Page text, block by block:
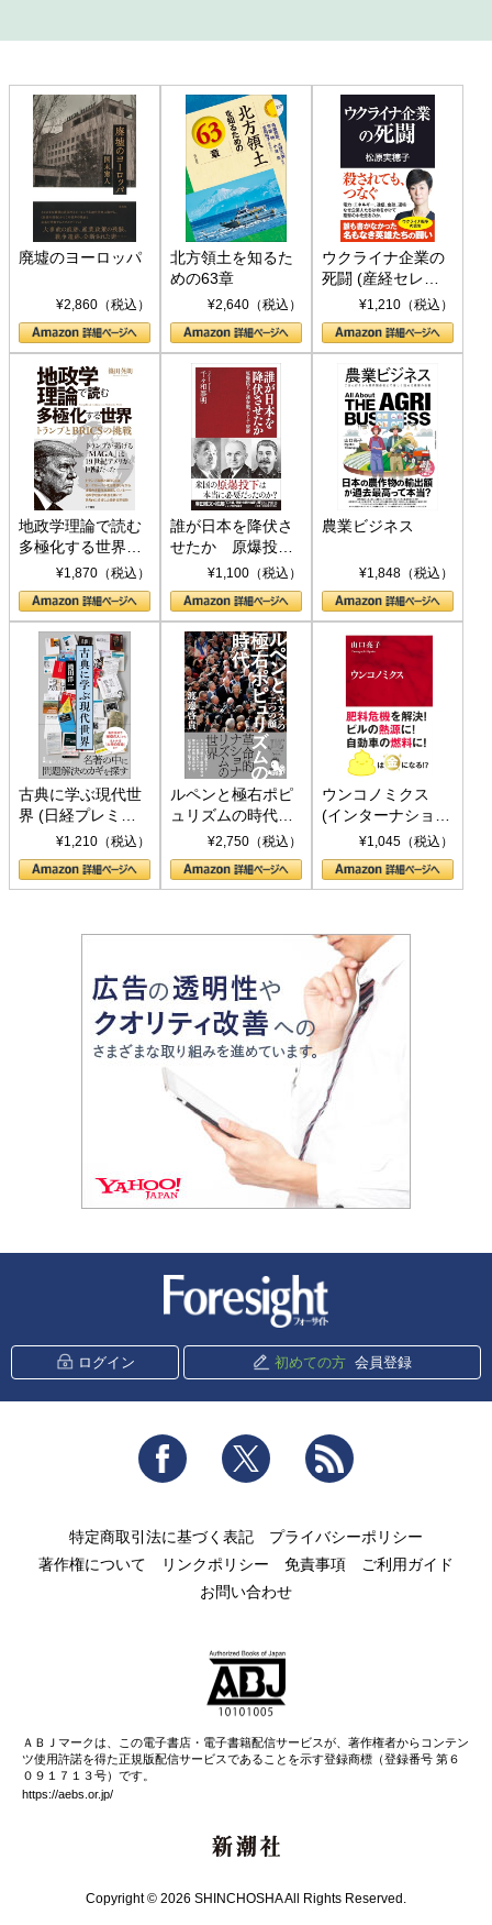
廃墟のヨーロッパ
¥2,860（税込）
北方領土を知るた
めの63章
¥2,640（税込）
ウクライナ企業の
死闘 (産経セレク
ト S 039)¥1,210（税込）
地政学理論で読む
多極化する世界：
トランプとBRICS
の挑戦
¥1,870（税込）
誰が日本を降伏さ
せたか 原爆投
下、ソ連参戦、そ
して聖断 (PHP新
書)
¥1,100（税込）
農業ビジネス
¥1,848（税込）
古典に学ぶ現代世
界 (日経プレミア
シリーズ)¥1,210（税込）
ルペンと極右ポピ
ュリズムの時代：
〈ヤヌス〉の二つ
の顔
¥2,750（税込）
ウンコノミクス
(インターナショナ
ル新書)¥1,045（税込）
ログイン 初めての方 会員登録
Facebook Twitter
特定商取引法に基づく表記
プライバシーポリシー
著作権について
リンクポリシー 免責事項
ご利用ガイド
お問い合わせ
ＡＢＪマークは、この電子書店・電子書籍配信サービスが、著作権者からコンテン
ツ使用許諾を得た正規版配信サービスであることを示す登録商標（登録番号 第６
０９１７１３号）です。
https://aebs.or.jp/
Copyright © 2026 SHINCHOSHA All Rights Reserved.